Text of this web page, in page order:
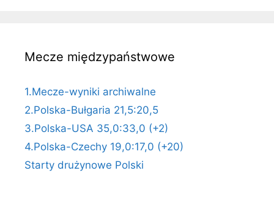
Mecze międzypaństwowe
1.Mecze-wyniki archiwalne
2.Polska-Bułgaria 21,5:20,5
3.Polska-USA 35,0:33,0 (+2)
4.Polska-Czechy 19,0:17,0 (+20)
Starty drużynowe Polski